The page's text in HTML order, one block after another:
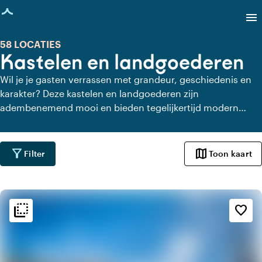
geladen
menu
Kastelen en landgoederen
58 LOCATIES
Wil je je gasten verrassen met grandeur, geschiedenis en
karakter? Deze kastelen en landgoederen zijn
adembenemend mooi en bieden tegelijkertijd modern
een sfeer die je nergens anders ervaart. Ideaal als je zoekt
naar een locatie met klasse en een verhaal.
filter_alt Filter map Toon kaart
flip_to_back favorite_border
flip_to_back Sfeer en esthetiek
weekend
Klassiek